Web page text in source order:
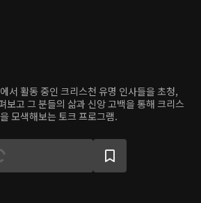
서 활동 중인 크리스천 유명 인사들을 초청,
보고 그 분들의 삶과 신앙 고백을 통해 크리스
모색해보는 토크 프로그램.